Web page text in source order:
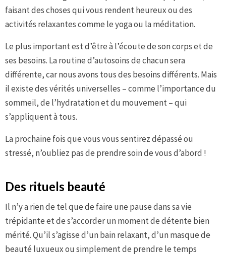
faisant des choses qui vous rendent heureux ou des
activités relaxantes comme le yoga ou la méditation.
Le plus important est d’être à l’écoute de son corps et de
ses besoins. La routine d’autosoins de chacun sera
différente, car nous avons tous des besoins différents. Mais
il existe des vérités universelles – comme l’importance du
sommeil, de l’hydratation et du mouvement – qui
s’appliquent à tous.
La prochaine fois que vous vous sentirez dépassé ou
stressé, n’oubliez pas de prendre soin de vous d’abord !
Des rituels beauté
Il n’y a rien de tel que de faire une pause dans sa vie
trépidante et de s’accorder un moment de détente bien
mérité. Qu’il s’agisse d’un bain relaxant, d’un masque de
beauté luxueux ou simplement de prendre le temps